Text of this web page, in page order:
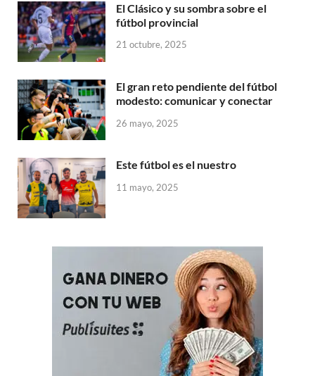
El Clásico y su sombra sobre el
fútbol provincial
21 octubre, 2025
El gran reto pendiente del fútbol
modesto: comunicar y conectar
26 mayo, 2025
Este fútbol es el nuestro
11 mayo, 2025